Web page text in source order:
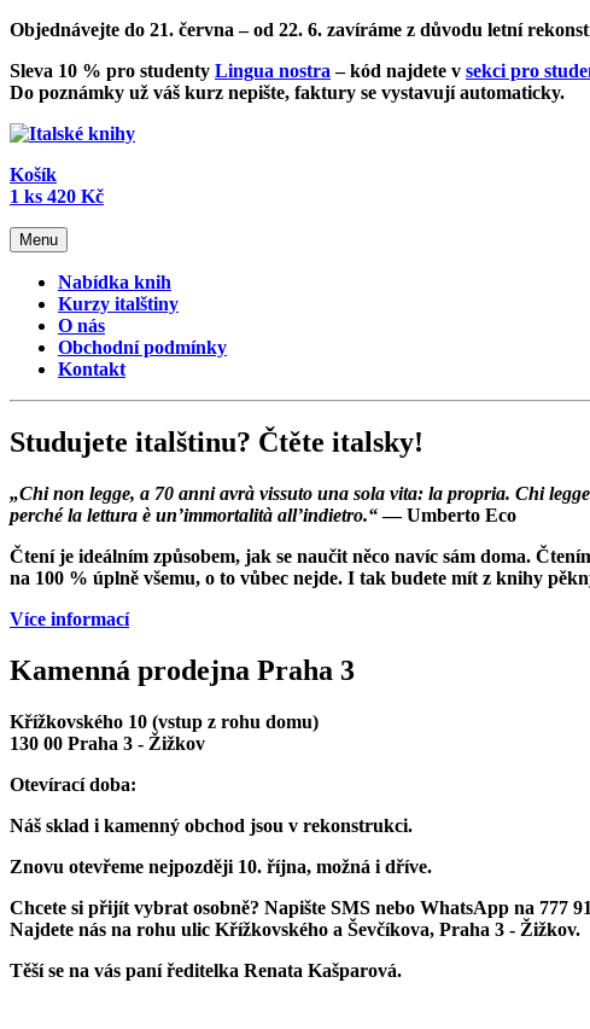
Objednávejte do 21. června – od 22. 6. zavíráme z důvodu letní
Sleva 10 % pro studenty Lingua nostra – kód najdete v sekci pro
Do poznámky už váš kurz nepište, faktury se vystavují automaticky.
Košík
1 ks 420 Kč
Menu
Nabídka knih
Kurzy italštiny
O nás
Obchodní podmínky
Kontakt
Studujete italštinu? Čtěte italsky!
„Chi non legge, a 70 anni avrà vissuto una sola vita: la propria. Chi
perché la lettura è un’immortalità all’indietro.“— Umberto Eco
Čtení je ideálním způsobem, jak se naučit něco navíc sám doma.
na 100 % úplně všemu, o to vůbec nejde. I tak budete mít z knihy
Více informací
Kamenná prodejna Praha 3
Křížkovského 10 (vstup z rohu domu)
130 00 Praha 3 - Žižkov
Otevírací doba:
Náš sklad i kamenný obchod jsou v rekonstrukci.
Znovu otevřeme nejpozději 10. října, možná i dříve.
Chcete si přijít vybrat osobně? Napište SMS nebo WhatsApp na 777
Najdete nás na rohu ulic Křížkovského a Ševčíkova, Praha 3 - Žižkov.
Těší se na vás paní ředitelka Renata Kašparová.